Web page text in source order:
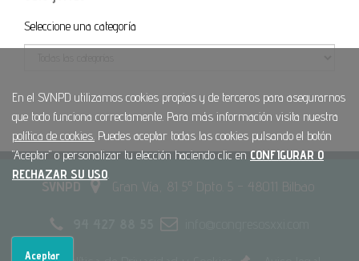
Categoría
Seleccione una categoría
SVNPD Gran Vía, 81 5º Dpto. 5 - 48011 Bilbao
En el SVNPD utilizamos cookies propias y de terceros para asegurarnos
que todo funciona correctamente. Para más información visita nuestra
política de cookies. Puedes aceptar todas las cookies pulsando el botón
"Aceptar" o personalizar tu elección haciendo clic enCONFIGURAR O
RECHAZAR SU USO.
Aceptar